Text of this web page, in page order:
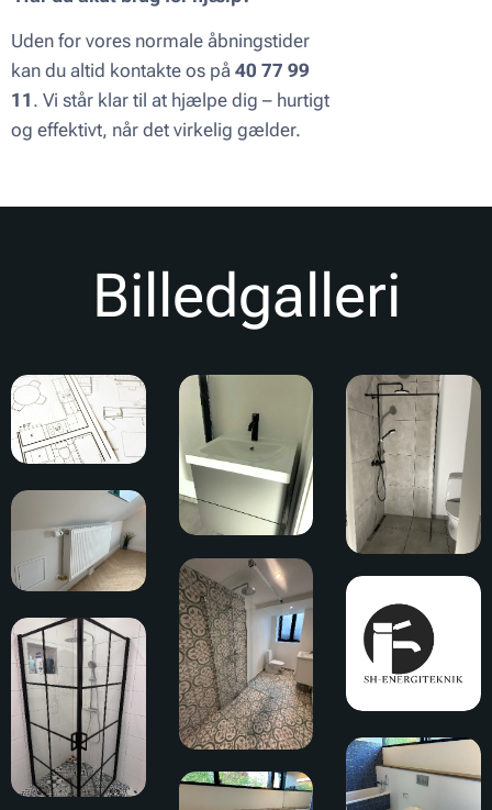
Uden for vores normale åbningstider
kan du altid kontakte os på 40 77 99
11 . Vi står klar til at hjælpe dig – hurtigt
og effektivt, når det virkelig gælder.
Billedgalleri